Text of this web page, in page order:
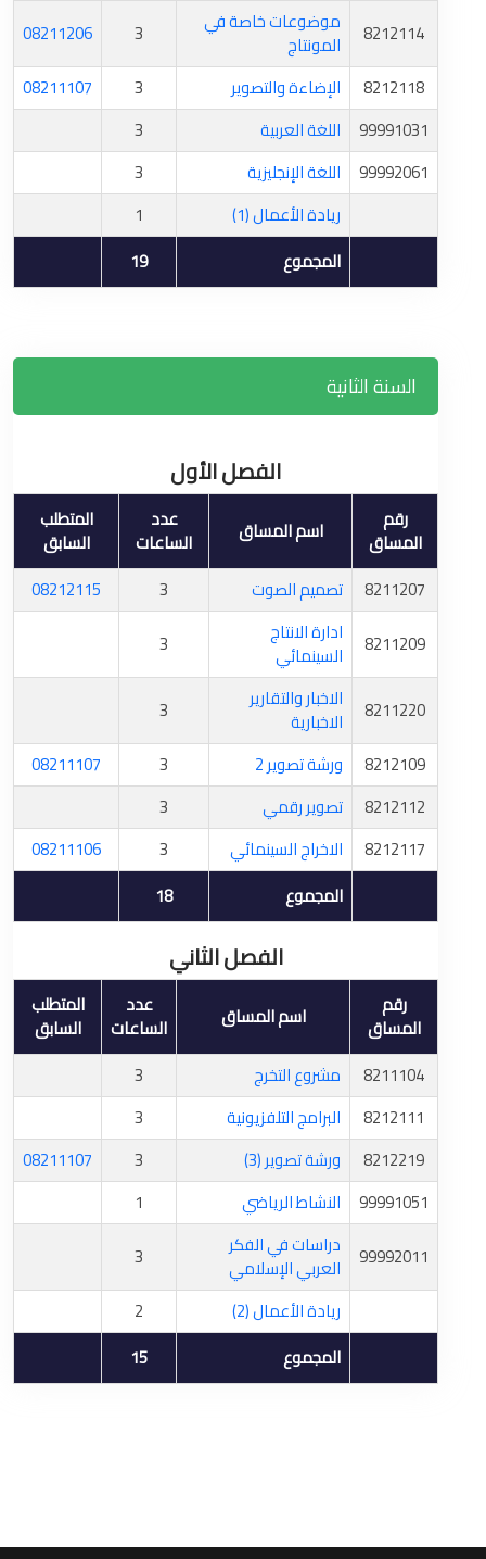
8212114
موضوعات خاصة في
المونتاج 3
08211206
8212118
الإضاءة والتصوير 3
08211107
99991031
اللغة العربية
3
99992061
اللغة الإنجليزية
3
ريادة الأعمال (1)
1
المجموع
19
السنة الثانية
الفصل الأول
رقم
المساق اسم المساق عدد
الساعات
المتطلب
السابق
8211207
تصميم الصوت 3
08212115
8211209
ادارة الانتاج
السينمائي 3
8211220 الاخبار والتقارير
الاخبارية
3
8212109
ورشة تصوير 2 3
08211107
8212112
تصوير رقمي
3
8212117
الاخراج السينمائي 3
08211106
المجموع
18
الفصل الثاني
رقم
المساق اسم المساق عدد
الساعات
المتطلب
السابق
8211104
مشروع التخرج
3
8212111
البرامج التلفزيونية
3
8212219
ورشة تصوير (3) 3
08211107
99991051
النشاط الرياضي
1
99992011
دراسات في الفكر
العربي الإسلامي
3
ريادة الأعمال (2)
2
المجموع
15